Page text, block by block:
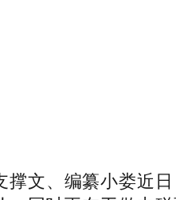
文、编纂小娄近日